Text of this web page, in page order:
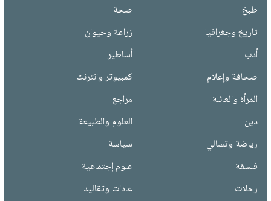
طبخ
صحة
تاريخ وجغرافيا
زراعة وحيوان
أدب
أساطير
صحافة وإعلام
كمبيوتر وانترنت
المرأة والعائلة
مراجع
دين
العلوم والطبيعة
رياضة وتسالي
سياسة
فلسفة
علوم إجتماعية
رحلات
عادات وتقاليد